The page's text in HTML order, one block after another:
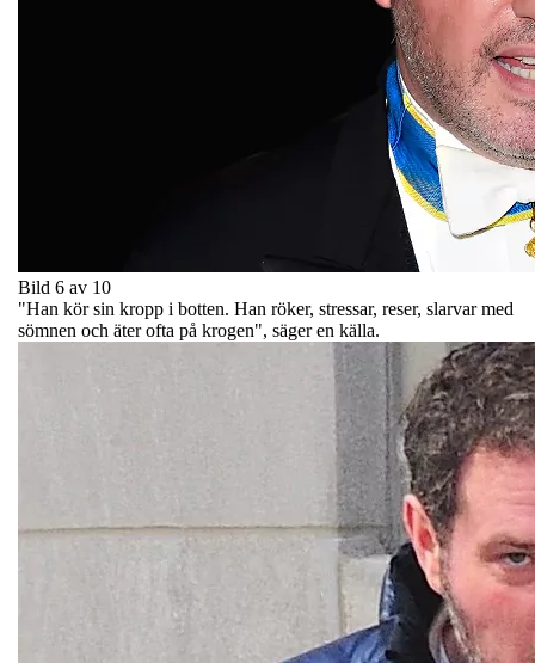
Bild 6 av 10
"Han kör sin kropp i botten. Han röker, stressar, reser, slarvar med
sömnen och äter ofta på krogen", säger en källa.